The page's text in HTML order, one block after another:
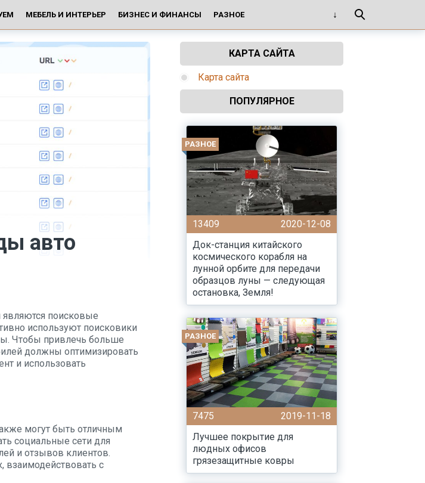
МЕБЕЛЬ И ИНТЕРЬЕР БИЗНЕС И ФИНАНСЫ РАЗНОЕ
авто
поисковые
используют поисковики
Чтобы привлечь больше
должны оптимизировать
и использовать
могут быть отличным
социальные сети для
и отзывов клиентов.
взаимодействовать с
КАРТА САЙТА
Карта сайта
ПОПУЛЯРНОЕ
РАЗНОЕ
13409
2020-12-08
Док-станция китайского
космического корабля на
лунной орбите для передачи
образцов луны — следующая
остановка, Земля!
РАЗНОЕ
7475
2019-11-18
Лучшее покрытие для
людных офисов
грязезащитные ковры